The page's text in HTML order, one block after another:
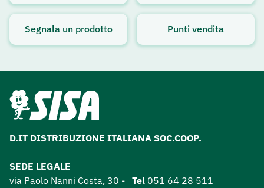
Avviso attivo
Segnala un prodotto Punti vendita
D.IT DISTRIBUZIONE ITALIANA SOC.COOP.
SEDE LEGALE
via Paolo Nanni Costa, 30 - Tel 051 64 28 511